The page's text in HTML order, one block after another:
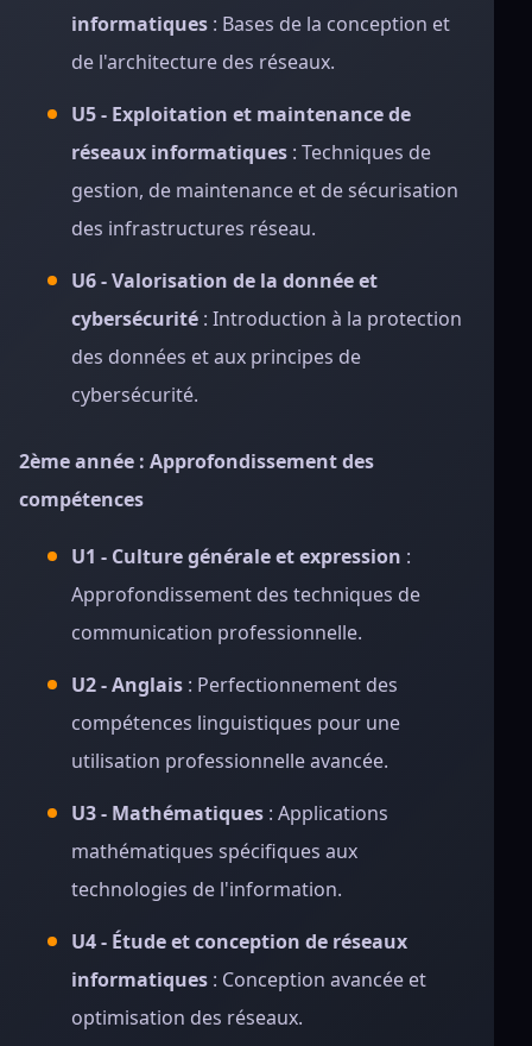
informatiques : Bases de la conception et
de l'architecture des réseaux.
U5 - Exploitation et maintenance de
réseaux informatiques : Techniques de
gestion, de maintenance et de sécurisation
des infrastructures réseau.
U6 - Valorisation de la donnée et
cybersécurité : Introduction à la protection
des données et aux principes de
cybersécurité.
2ème année : Approfondissement des
compétences
U1 - Culture générale et expression :
Approfondissement des techniques de
communication professionnelle.
U2 - Anglais : Perfectionnement des
compétences linguistiques pour une
utilisation professionnelle avancée.
U3 - Mathématiques : Applications
mathématiques spécifiques aux
technologies de l'information.
U4 - Étude et conception de réseaux
informatiques : Conception avancée et
optimisation des réseaux.